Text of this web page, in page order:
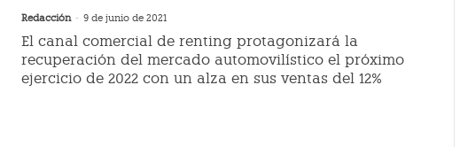
Redacción - 9 de junio de 2021
El canal comercial de renting protagonizará la
recuperación del mercado automovilístico el próximo
ejercicio de 2022 con un alza en sus ventas del 12%